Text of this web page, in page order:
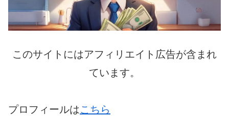
このサイトにはアフィリエイト広告が含まれ
ています。
プロフィールはこちら